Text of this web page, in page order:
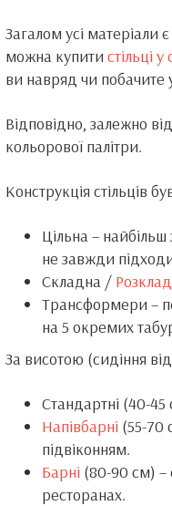
Загалом усі матеріали
можна купити стільці
ви навряд чи побачите
Відповідно, залежно
кольорової палітри.
Конструкція стільців
Цільна –
не завжди
Складна /
Трансформери –
на 5 окремих
За висотою (сидіння
Стандартні (40-45
Напівбарні (55-70
підвіконням.
Барні (80-90 см) –
ресторанах.